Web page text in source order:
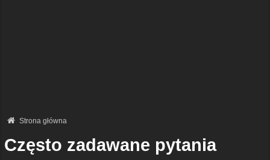
Strona główna
Często zadawane pytania